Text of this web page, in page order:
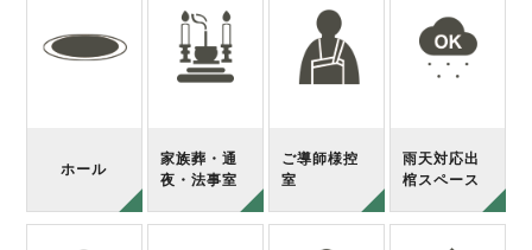
ホール
家族葬・通
夜・法事室
ご導師様控
室
雨天対応出
棺スペース